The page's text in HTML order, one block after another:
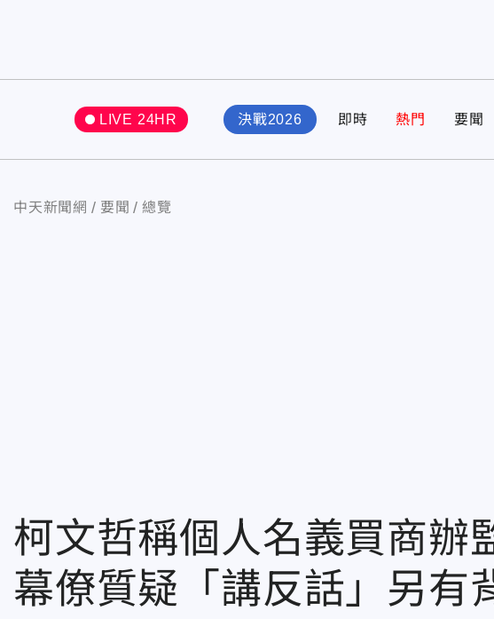
LIVE 24HR 決戰2026 即時 熱門 要聞
中天新聞網 要聞 總覽
柯文哲稱個人名義買商
幕僚質疑「講反話」另有